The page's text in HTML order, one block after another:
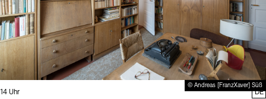
© Andreas [FranzXaver] Süß
Uhrzeit:
14 Uhr
DE